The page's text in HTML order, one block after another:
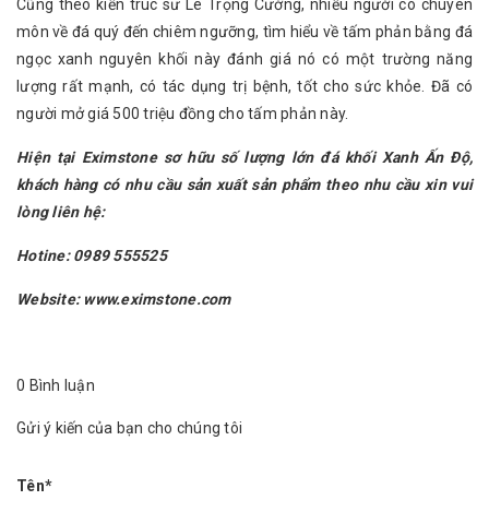
Cũng theo kiến trúc sư Lê Trọng Cường, nhiều người có chuyên
môn về đá quý đến chiêm ngưỡng, tìm hiểu về tấm phản bằng đá
ngọc xanh nguyên khối này đánh giá nó có một trường năng
lượng rất mạnh, có tác dụng trị bệnh, tốt cho sức khỏe. Đã có
người mở giá 500 triệu đồng cho tấm phản này.
Hiện tại Eximstone sơ hữu số lượng lớn đá khối Xanh Ấn Độ,
khách hàng có nhu cầu sản xuất sản phẩm theo nhu cầu xin vui
lòng liên hệ:
Hotine: 0989 555525
Website: www.eximstone.com
0 Bình luận
Gửi ý kiến của bạn cho chúng tôi
Tên*